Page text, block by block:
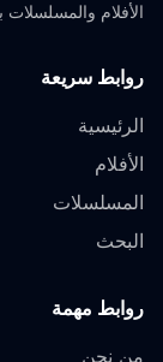
الأفلام والمسلسلات
روابط سريعة
الرئيسية
الأفلام
المسلسلات
البحث
روابط مهمة
من نحن